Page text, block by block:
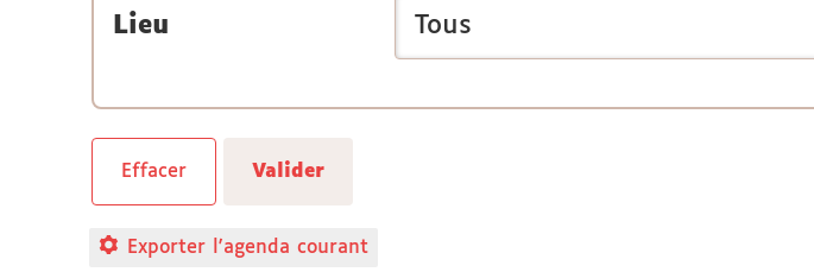
Lieu
Exporter l'agenda courant